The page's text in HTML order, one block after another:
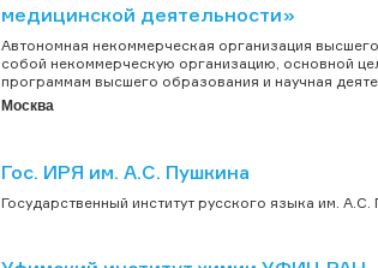
медицинской деятельности»
Автономная некоммерческая организация
собой некоммерческую организацию, основной
программам высшего образования и научная
Москва
Гос. ИРЯ им. А.С. Пушкина
Государственный институт русского языка им. А.С.